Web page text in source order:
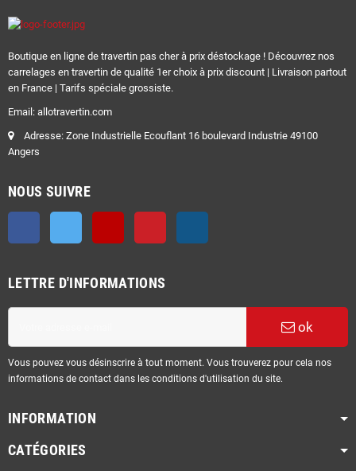
Boutique en ligne de travertin pas cher à prix déstockage ! Découvrez nos
carrelages en travertin de qualité 1er choix à prix discount | Livraison partout
en France | Tarifs spéciale grossiste.
Email: allotravertin.com
Adresse: Zone Industrielle Ecouflant 16 boulevard Industrie 49100
Angers
NOUS SUIVRE
LETTRE D'INFORMATIONS
ok
Vous pouvez vous désinscrire à tout moment. Vous trouverez pour cela nos
informations de contact dans les conditions d'utilisation du site.
INFORMATION
CATÉGORIES